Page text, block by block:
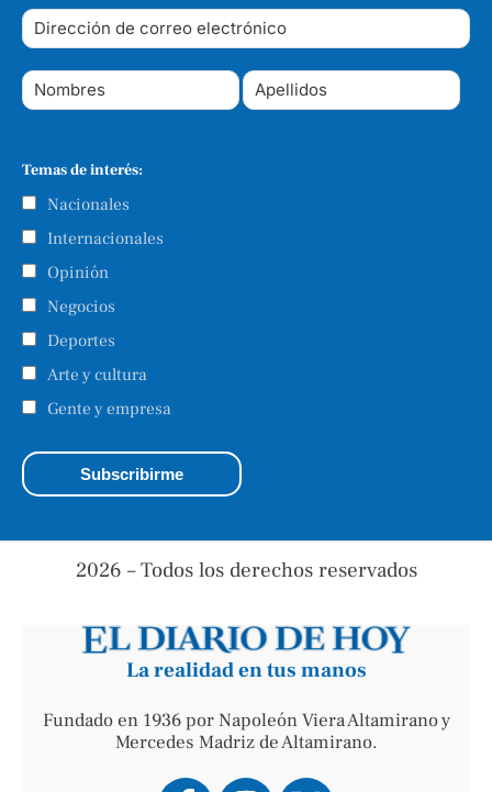
Temas de interés:
Nacionales
Internacionales
Opinión
Negocios
Deportes
Arte y cultura
Gente y empresa
2026 – Todos los derechos reservados
La realidad en tus manos
Fundado en 1936 por Napoleón Viera Altamirano y
Mercedes Madriz de Altamirano.